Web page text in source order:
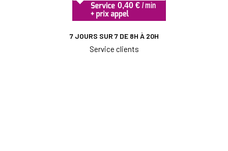
7 JOURS SUR 7 DE 8H À 20H
Service clients